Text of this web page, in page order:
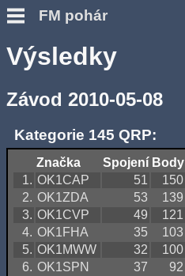
FM pohár
Výsledky
Závod 2010-05-08
Kategorie 145 QRP:
Značka Spojení Body
1. OK1CAP 51
150
2. OK1ZDA 53
139
3. OK1CVP 49
121
4. OK1FHA 35
103
5. OK1MWW 32
100
6. OK1SPN 37
92